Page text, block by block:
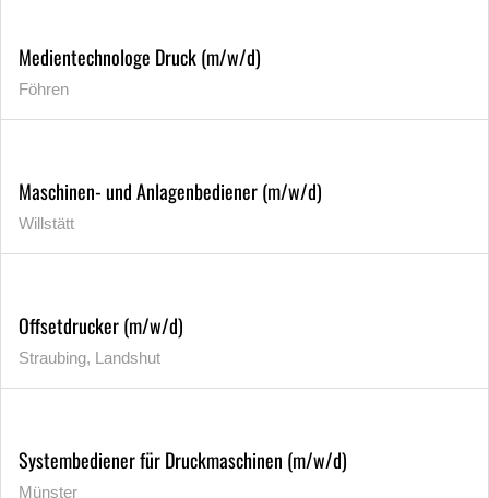
Medientechnologe Druck (m/w/d)
Föhren
Maschinen- und Anlagenbediener (m/w/d)
Willstätt
Offsetdrucker (m/w/d)
Straubing, Landshut
Systembediener für Druckmaschinen (m/w/d)
Münster